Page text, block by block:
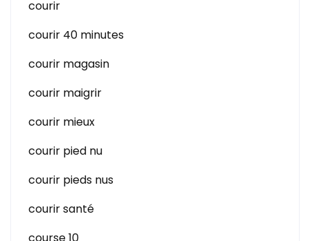
courir
courir 40 minutes
courir magasin
courir maigrir
courir mieux
courir pied nu
courir pieds nus
courir santé